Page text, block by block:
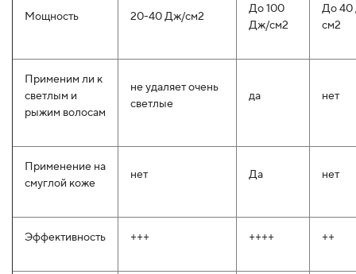
Мощность 20-40 Дж/см2
До 100
Дж/см2
До
см2
Применим ли к
светлым и
рыжим волосам
не удаляет очень
светлые
да нет
Применение на
смуглой коже
нет Да нет
Эффективность +++ ++++ ++